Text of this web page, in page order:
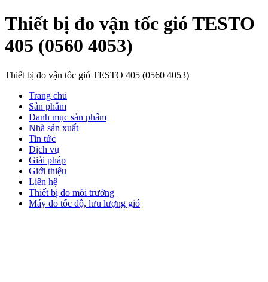
Thiết bị đo vận tốc gió TESTO
405 (0560 4053)
Thiết bị đo vận tốc gió TESTO 405 (0560 4053)
Trang chủ
Sản phẩm
Danh mục sản phẩm
Nhà sản xuất
Tin tức
Dịch vụ
Giải pháp
Giới thiệu
Liên hệ
Thiết bị đo môi trường
Máy đo tốc độ, lưu lượng gió